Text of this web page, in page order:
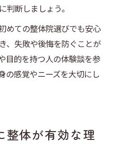
判断しましょう。
めての整体院選びでも安心
、失敗や後悔を防ぐことが
目的を持つ人の体験談を参
の感覚やニーズを大切にし
整体が有効な理